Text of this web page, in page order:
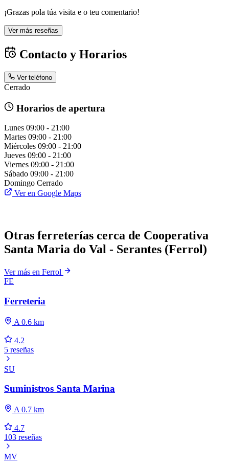
¡Grazas pola túa visita e o teu comentario!
Ver más reseñas
Contacto y Horarios
Ver teléfono
Cerrado
Horarios de apertura
Lunes 09:00 - 21:00
Martes 09:00 - 21:00
Miércoles 09:00 - 21:00
Jueves 09:00 - 21:00
Viernes 09:00 - 21:00
Sábado 09:00 - 21:00
Domingo Cerrado
Ver en Google Maps
Otras ferreterías cerca de Cooperativa
Santa Maria do Val - Serantes (Ferrol)
Ver más en Ferrol
FE
Ferreteria
A 0.6 km
4.2
5 reseñas
SU
Suministros Santa Marina
A 0.7 km
4.7
103 reseñas
MV